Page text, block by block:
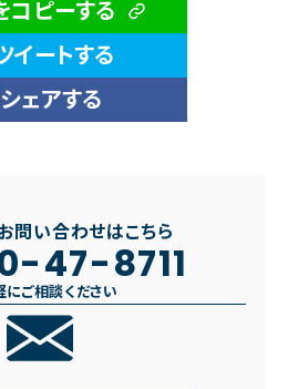
コピーする
イートする
シェアする
問い合わせはこちら
47-8711
にご相談ください